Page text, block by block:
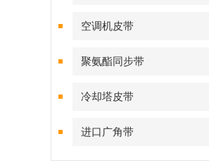
空调机皮带
聚氨酯同步带
冷却塔皮带
进口广角带